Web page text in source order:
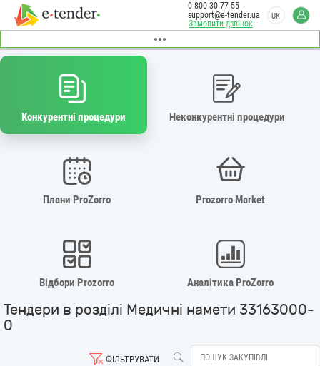
Замовити дзвінок
0 800 30 77 55
support@e-tender.ua
UK
Конкурентні процедури Неконкурентні процедури
Плани ProZorro Prozorro Market
Відбори Prozorro Аналітика ProZorro
Тендери в розділі Медичні намети 33163000-
0
ФІЛЬТРУВАТИ